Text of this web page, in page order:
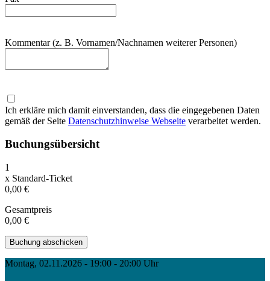
Kommentar (z. B. Vornamen/Nachnamen weiterer Personen)
Ich erkläre mich damit einverstanden, dass die eingegebenen Daten
gemäß der Seite Datenschutzhinweise Webseite verarbeitet werden.
Buchungsübersicht
1
x Standard-Ticket
0,00 €
Gesamtpreis
0,00 €
Montag, 02.11.2026 - 19:00 - 20:00 Uhr